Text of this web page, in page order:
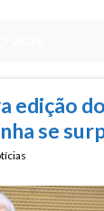
edição
se